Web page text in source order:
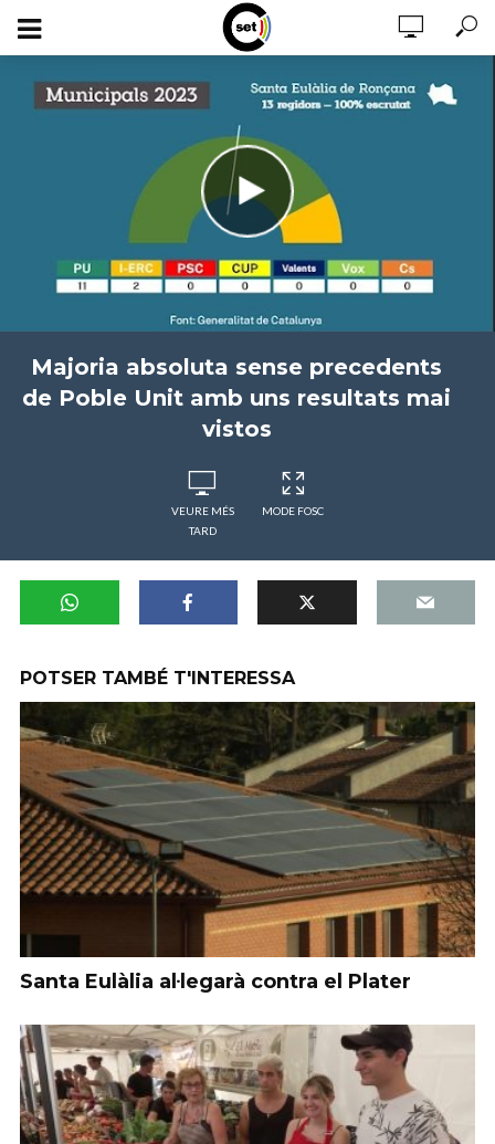
Majoria absoluta sense precedents
de Poble Unit amb uns resultats mai
vistos
VEURE MÉS
TARD
MODE FOSC
POTSER TAMBÉ T'INTERESSA
Santa Eulàlia al·legarà contra el Plater